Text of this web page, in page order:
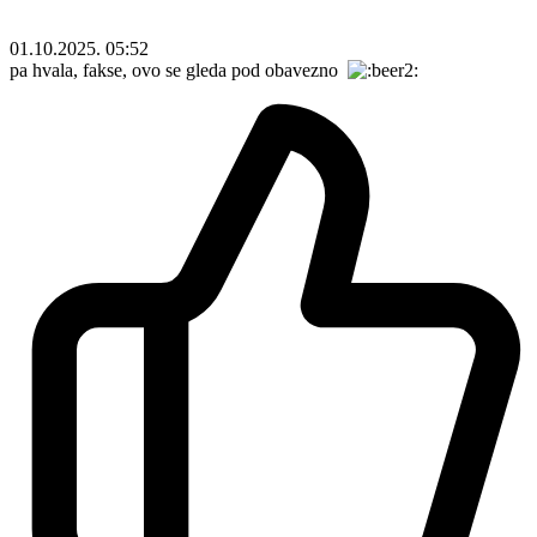
01.10.2025. 05:52
pa hvala, fakse, ovo se gleda pod obavezno